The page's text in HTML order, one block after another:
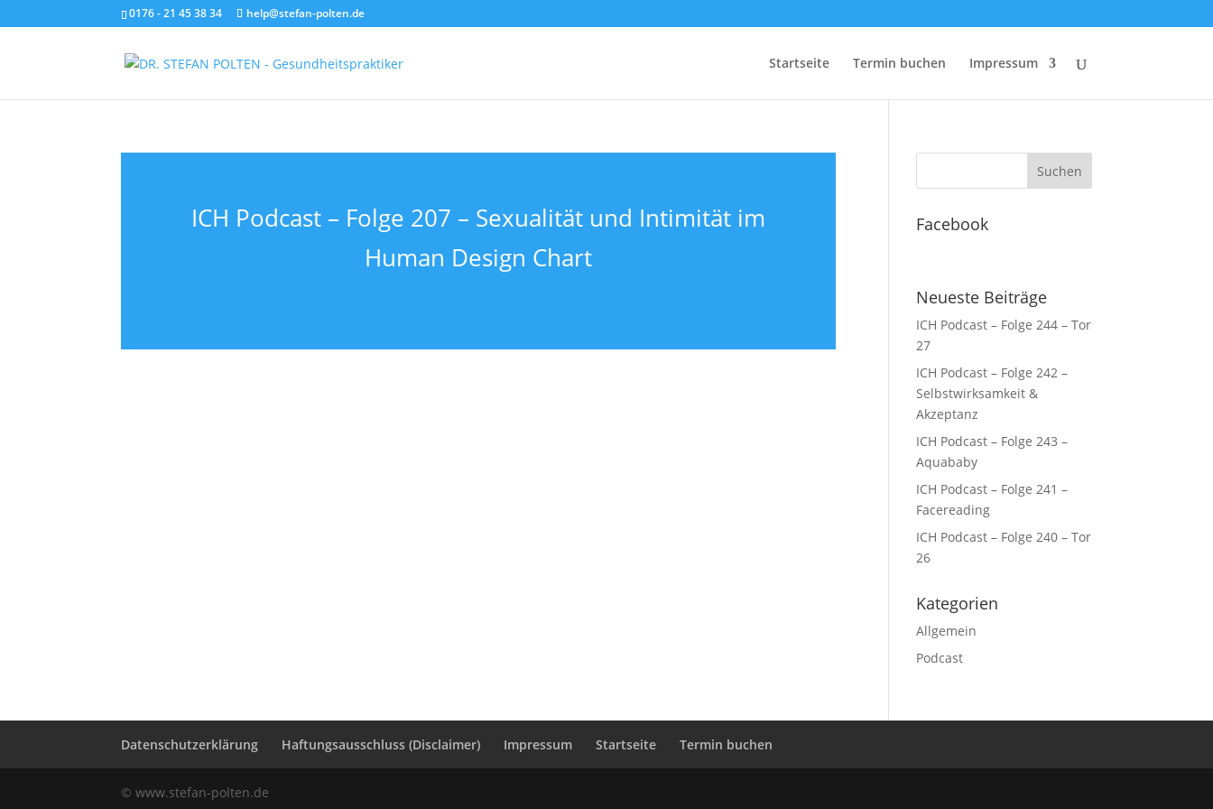
0176 - 21 45 38 34 help@stefan-polten.de
Startseite Termin buchen Impressum
ICH Podcast – Folge 207 – Sexualität und Intimität im
Human Design Chart
Facebook
Neueste Beiträge
ICH Podcast – Folge 244 – Tor
27
ICH Podcast – Folge 242 –
Selbstwirksamkeit &
Akzeptanz
ICH Podcast – Folge 243 –
Aquababy
ICH Podcast – Folge 241 –
Facereading
ICH Podcast – Folge 240 – Tor
26
Kategorien
Allgemein
Podcast
Datenschutzerklärung Haftungsausschluss (Disclaimer) Impressum Startseite Termin buchen
© www.stefan-polten.de